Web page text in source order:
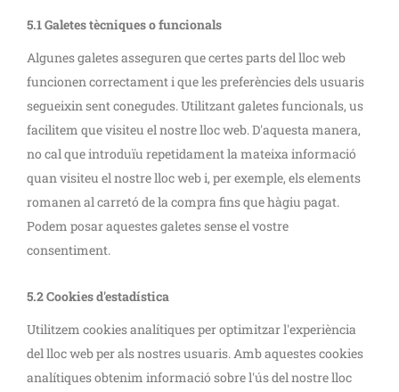
5.1 Galetes tècniques o funcionals
Algunes galetes asseguren que certes parts del lloc web
funcionen correctament i que les preferències dels usuaris
segueixin sent conegudes. Utilitzant galetes funcionals, us
facilitem que visiteu el nostre lloc web. D'aquesta manera,
no cal que introduïu repetidament la mateixa informació
quan visiteu el nostre lloc web i, per exemple, els elements
romanen al carretó de la compra fins que hàgiu pagat.
Podem posar aquestes galetes sense el vostre
consentiment.
5.2 Cookies d'estadística
Utilitzem cookies analítiques per optimitzar l'experiència
del lloc web per als nostres usuaris. Amb aquestes cookies
analítiques obtenim informació sobre l'ús del nostre lloc